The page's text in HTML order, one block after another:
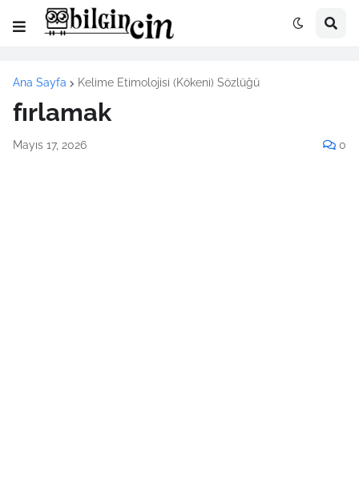
Ana Sayfa Kelime Etimolojisi (Kökeni) Sözlüğü
fırlamak
Mayıs 17, 2026 0